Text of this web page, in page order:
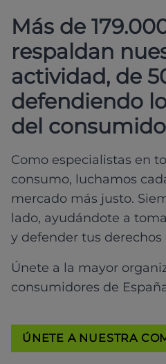
Más de
respaldan
actividad, de
defendiendo
del
Como especialistas en
consumo, luchamos
mercado más justo.
lado, ayudándote a
y defender tus
Únete a la mayor
consumidores de
ÚNETE A NUESTRA